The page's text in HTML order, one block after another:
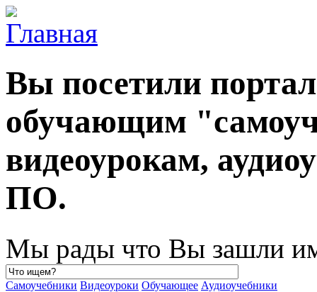
Вы посетили
обучающим
видеоурокам,
ПО.
Мы рады что Вы зашли
Самоучебники Видеоуроки Обучающее Аудиоучебники